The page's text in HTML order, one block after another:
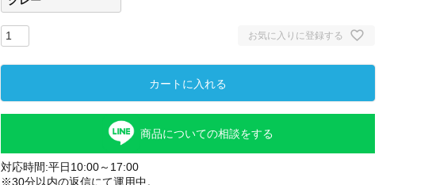
お気に入りに登録する
カートに入れる
商品についての相談をする
対応時間:平日10:00～17:00
※30分以内の返信にて運用中。